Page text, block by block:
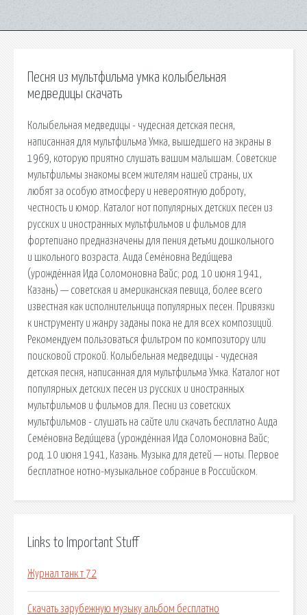
Песня из мультфильма умка колыбельная
медведицы скачать
Колыбельная медведицы - чудесная детская песня,
написанная для мультфильма Умка, вышедшего на экраны в
1969, которую приятно слушать вашим малышам. Советские
мультфильмы знакомы всем жителям нашей страны, их
любят за особую атмосферу и невероятную доброту,
честность и юмор. Каталог нот популярных детских песен из
русских и иностранных мультфильмов и фильмов для
фортепиано предназначены для пения детьми дошкольного
и школьного возраста. Аида Семёновна Веди́щева
(урождённая Ида Соломоновна Вайс; род. 10 июня 1941,
Казань) — советская и американская певица, более всего
известная как исполнительница популярных песен. Привязки
к инструменту и жанру заданы пока не для всех композиций.
Рекомендуем пользоваться фильтром по композитору или
поисковой строкой. Колыбельная медведицы - чудесная
детская песня, написанная для мультфильма Умка. Каталог нот
популярных детских песен из русских и иностранных
мультфильмов и фильмов для. Песни из советских
мультфильмов - слушать на сайте или скачать бесплатно Аида
Семёновна Веди́щева (урождённая Ида Соломоновна Вайс;
род. 10 июня 1941, Казань. Музыка для детей — ноты. Первое
бесплатное нотно-музыкальное собрание в Российском.
Links to Important Stuff
Журнал танк т 72
Скачать зарубежную музыку альбом бесплатно